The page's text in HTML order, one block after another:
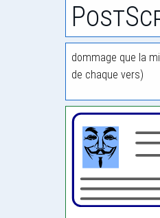
dommage que la
de chaque vers)